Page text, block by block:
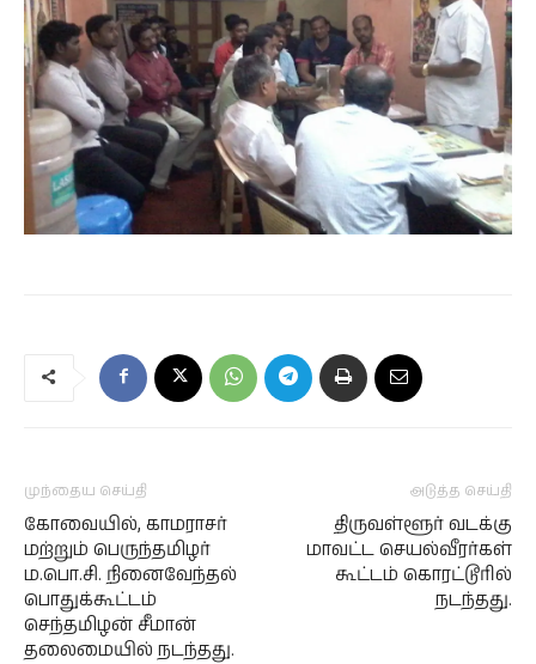
முந்தைய செய்தி
கோவையில், காமராசர்
மற்றும் பெருந்தமிழர்
ம.பொ.சி. நினைவேந்தல்
பொதுக்கூட்டம்
செந்தமிழன் சீமான்
தலைமையில் நடந்தது.
அடுத்த செய்தி
திருவள்ளூர் வடக்கு
மாவட்ட செயல்வீரர்கள்
கூட்டம் கொரட்டூரில்
நடந்தது.